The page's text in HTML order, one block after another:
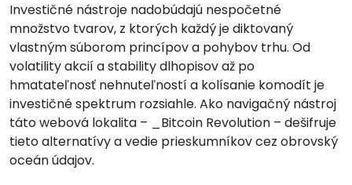
Investičné nástroje nadobúdajú nespočetné
množstvo tvarov, z ktorých každý je diktovaný
vlastným súborom princípov a pohybov trhu. Od
volatility akcií a stability dlhopisov až po
hmatateľnosť nehnuteľností a kolísanie komodít je
investičné spektrum rozsiahle. Ako navigačný nástroj
táto webová lokalita – _Bitcoin Revolution – dešifruje
tieto alternatívy a vedie prieskumníkov cez obrovský
oceán údajov.